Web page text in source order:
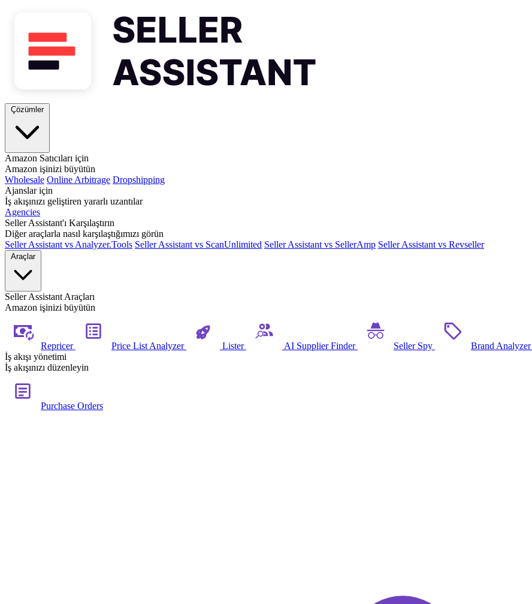
Çözümler
Amazon Satıcıları için
Amazon işinizi büyütün
Wholesale Online Arbitrage Dropshipping
Ajanslar için
İş akışınızı geliştiren yararlı uzantılar
Agencies
Seller Assistant'ı Karşılaştırın
Diğer araçlarla nasıl karşılaştığımızı görün
Seller Assistant vs Analyzer.Tools Seller Assistant vs ScanUnlimited Seller Assistant vs SellerAmp Seller Assistant vs Revseller
Araçlar
Seller Assistant Araçları
Amazon işinizi büyütün
Repricer Price List Analyzer Lister AI Supplier Finder Seller Spy Brand Analyzer
İş akışı yönetimi
İş akışınızı düzenleyin
Purchase Orders